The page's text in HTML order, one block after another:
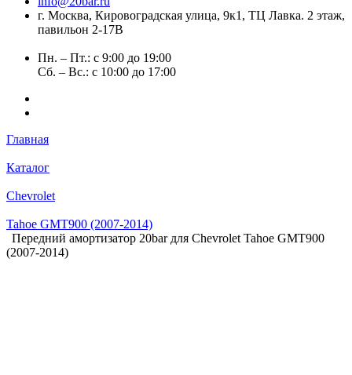
г. Москва, Кировоградская улица, 9к1, ТЦ Лавка. 2 этаж,
павильон 2-17В
Пн. – Пт.: с 9:00 до 19:00
Сб. – Вс.: с 10:00 до 17:00
Главная
Каталог
Chevrolet
Tahoe GMT900 (2007-2014)
Передний амортизатор 20bar для Chevrolet Tahoe GMT900
(2007-2014)